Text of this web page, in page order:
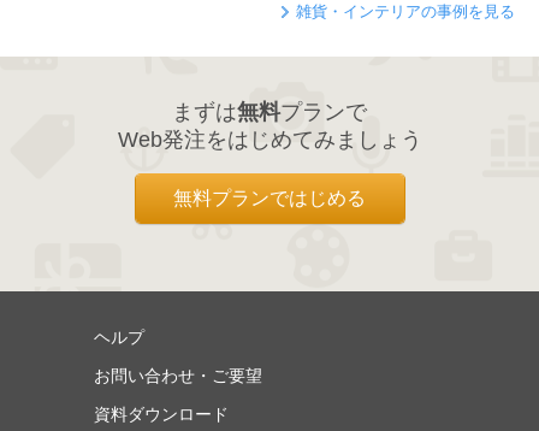
雑貨・インテリアの事例を見る
まずは無料プランで
Web発注をはじめてみましょう
無料プランではじめる
ヘルプ
お問い合わせ・ご要望
資料ダウンロード